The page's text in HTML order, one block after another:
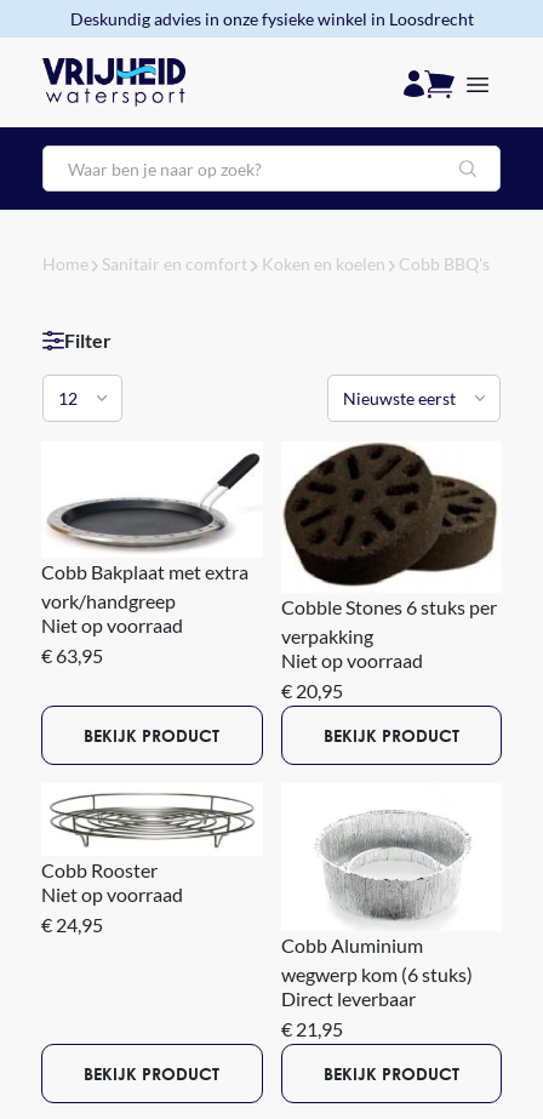
Deskundig advies in onze fysieke winkel in Loosdrecht
Zoeken
Home Sanitair en comfort Koken en koelen Cobb BBQ's
Filter
Cobb Bakplaat met extra
vork/handgreep
Niet op voorraad
€ 63,95
BEKIJK PRODUCT
Cobble Stones 6 stuks per
verpakking
Niet op voorraad
€ 20,95
BEKIJK PRODUCT
Cobb Rooster
Niet op voorraad
€ 24,95
BEKIJK PRODUCT
Cobb Aluminium
wegwerp kom (6 stuks)
Direct leverbaar
€ 21,95
BEKIJK PRODUCT